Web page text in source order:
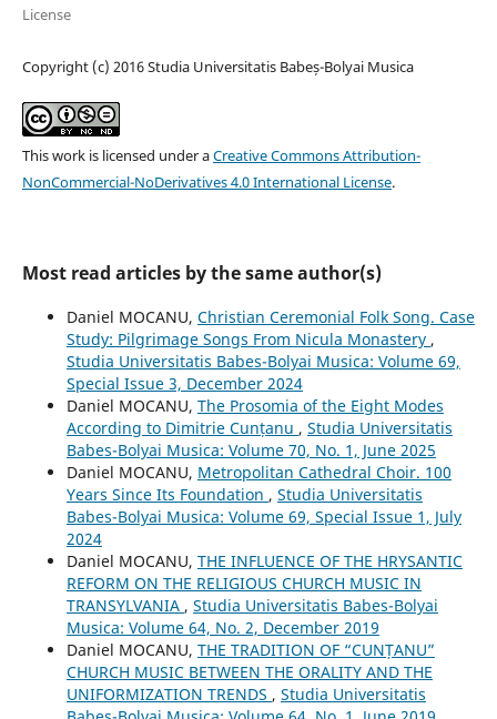
License
Copyright (c) 2016 Studia Universitatis Babeș-Bolyai Musica
This work is licensed under aCreative Commons Attribution-
NonCommercial-NoDerivatives 4.0 International License.
Most read articles by the same author(s)
Daniel MOCANU, Christian Ceremonial Folk Song. Case
Study: Pilgrimage Songs From Nicula Monastery ,
Studia Universitatis Babes-Bolyai Musica: Volume 69,
Special Issue 3, December 2024
Daniel MOCANU, The Prosomia of the Eight Modes
According to Dimitrie Cunțanu , Studia Universitatis
Babes-Bolyai Musica: Volume 70, No. 1, June 2025
Daniel MOCANU, Metropolitan Cathedral Choir. 100
Years Since Its Foundation , Studia Universitatis
Babes-Bolyai Musica: Volume 69, Special Issue 1, July
2024
Daniel MOCANU, THE INFLUENCE OF THE HRYSANTIC
REFORM ON THE RELIGIOUS CHURCH MUSIC IN
TRANSYLVANIA , Studia Universitatis Babes-Bolyai
Musica: Volume 64, No. 2, December 2019
Daniel MOCANU, THE TRADITION OF “CUNȚANU”
CHURCH MUSIC BETWEEN THE ORALITY AND THE
UNIFORMIZATION TRENDS , Studia Universitatis